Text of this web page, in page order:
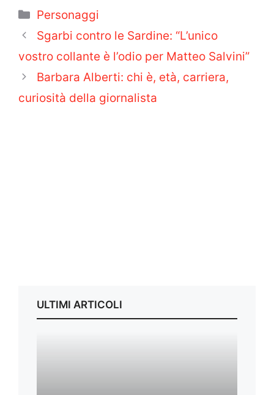
Categorie
Personaggi
Sgarbi contro le Sardine: “L’unico
vostro collante è l’odio per Matteo Salvini”
Barbara Alberti: chi è, età, carriera,
curiosità della giornalista
ULTIMI ARTICOLI